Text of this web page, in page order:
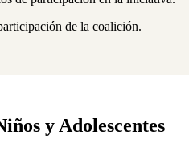
de la coalición.
y Adolescentes